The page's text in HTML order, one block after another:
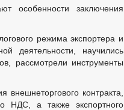
особенности заключения
режима экспортера и
деятельности, научились
рассмотрели инструменты
контракта,
НДС, а также экспортного